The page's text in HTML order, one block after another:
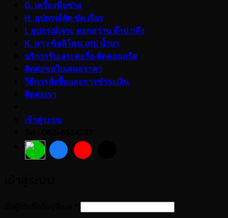
G. เครื่องมือช่าง
H. อุปกรณ์ตัด ขัด เจียร
I. อุปกรณ์เจาะ ดอกสว่าน ต๊าป กลึง
K. กาว ซิลลิโคน เทป น้ำยา
บริการรับเจาะคอริ่ง-ตัดคอนกรีต
ติดต่อขอใบเสนอราคา
วิธีการสั่งซื้อและการชำระเงิน
ติดต่อเรา
เข้าสู่ระบบ
ต้องการ